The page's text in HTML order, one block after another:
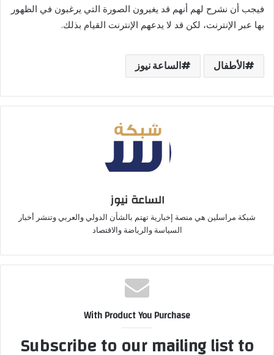
فيجب أن نشرح لهم أنهم قد يغيرون الصورة التي يرغبون في الظهور
بها عبر الإنترنت، لكن قد لا يدعهم الإنترنت القيام بذلك.
الأطفال الساعة نيوز
الساعة نيوز
شبكة مراسلين هي منصة إخبارية تهتم بالشأن الدولي والعربي وتنشر أخبار
السياسة والرياضة والاقتصاد
With Product You Purchase
Subscribe to our mailing list to